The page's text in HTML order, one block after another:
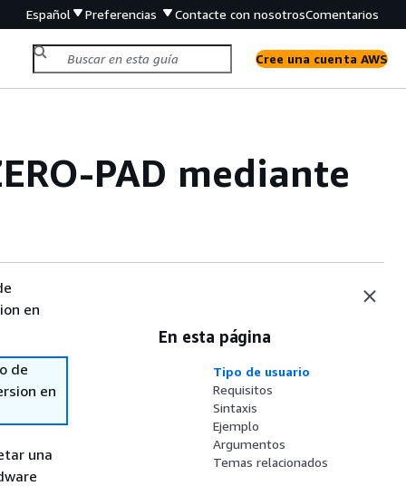
Español Preferencias Contacte con nosotrosComentarios
Cree una cuenta AWS
PAD mediante
en
de
en
una
En esta página
Tipo de usuario
Requisitos
Sintaxis
Ejemplo
Argumentos
Temas relacionados